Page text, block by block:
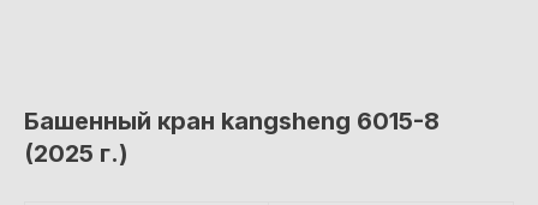
Башенный кран kangsheng 6015-8
(2025 г.)